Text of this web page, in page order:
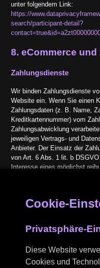
Cookie-
Privatsphäre-
Diese Website
Cookies und
unter folgendem Link:
https://
search/participant-detail?
8. eCommerce
Zahlungsdienste
Wir binden Zahlungsdienste
Website ein. Wenn Sie einen
Zahlungsdaten (z. B. Name,
Kreditkartennummer) vom
Zahlungsabwicklung
jeweiligen Vertrags- und
Anbieter. Der Einsatz der
von Art. 6 Abs. 1 lit. b
Interesse eines möglichst
jederzeit für die Zukunft
Rahmen dieser Website ein:
PayPal
Anbieter dieses